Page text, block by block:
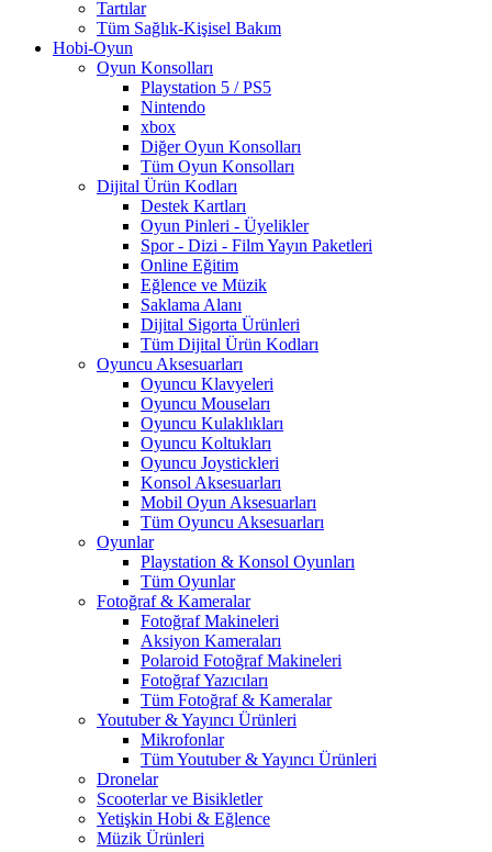
Tartılar
Tüm Sağlık-Kişisel Bakım
Hobi-Oyun
Oyun Konsolları
Playstation 5 / PS5
Nintendo
xbox
Diğer Oyun Konsolları
Tüm Oyun Konsolları
Dijital Ürün Kodları
Destek Kartları
Oyun Pinleri - Üyelikler
Spor - Dizi - Film Yayın Paketleri
Online Eğitim
Eğlence ve Müzik
Saklama Alanı
Dijital Sigorta Ürünleri
Tüm Dijital Ürün Kodları
Oyuncu Aksesuarları
Oyuncu Klavyeleri
Oyuncu Mouseları
Oyuncu Kulaklıkları
Oyuncu Koltukları
Oyuncu Joystickleri
Konsol Aksesuarları
Mobil Oyun Aksesuarları
Tüm Oyuncu Aksesuarları
Oyunlar
Playstation & Konsol Oyunları
Tüm Oyunlar
Fotoğraf & Kameralar
Fotoğraf Makineleri
Aksiyon Kameraları
Polaroid Fotoğraf Makineleri
Fotoğraf Yazıcıları
Tüm Fotoğraf & Kameralar
Youtuber & Yayıncı Ürünleri
Mikrofonlar
Tüm Youtuber & Yayıncı Ürünleri
Dronelar
Scooterlar ve Bisikletler
Yetişkin Hobi & Eğlence
Müzik Ürünleri